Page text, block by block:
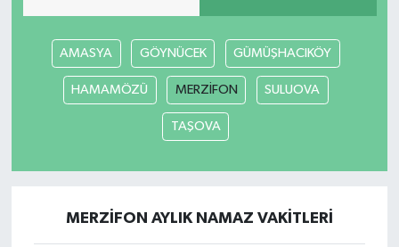
AMASYA GÖYNÜCEK GÜMÜŞHACIKÖY
HAMAMÖZÜ MERZİFON SULUOVA
TAŞOVA
MERZİFON AYLIK NAMAZ VAKITLERI